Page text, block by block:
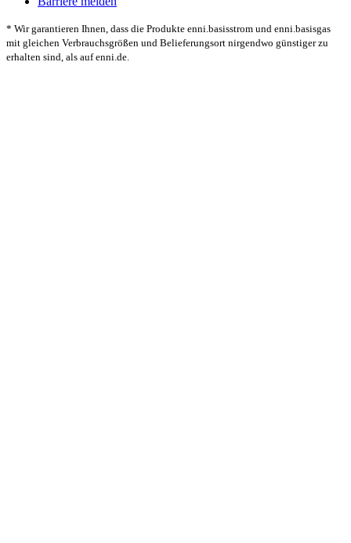
* Wir garantieren Ihnen, dass die Produkte enni.basisstrom und enni.basisgas
mit gleichen Verbrauchsgrößen und Belieferungsort nirgendwo günstiger zu
erhalten sind, als auf enni.de.